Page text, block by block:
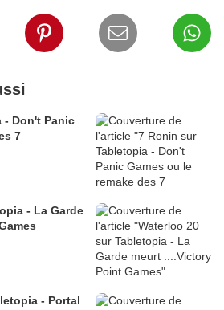
- Don't Panic
7
Garde
- Portal